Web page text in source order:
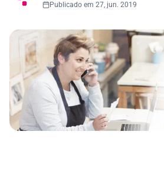
Publicado em 27, jun. 2019